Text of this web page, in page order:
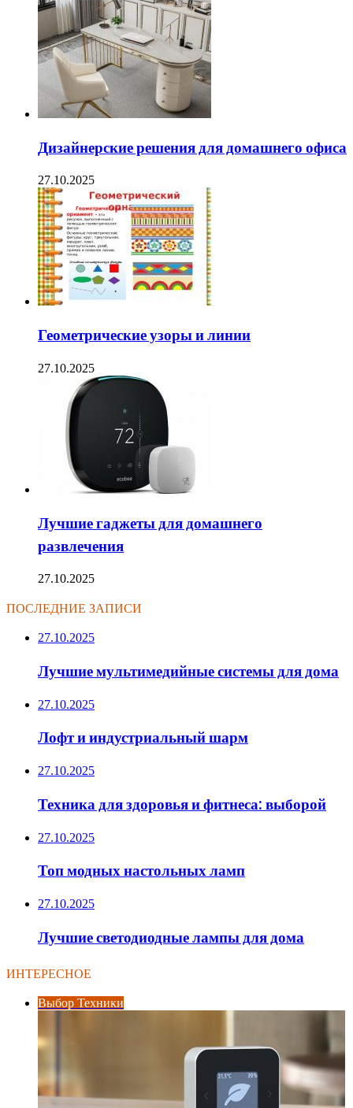
Дизайнерские решения для домашнего офиса
27.10.2025
Геометрические узоры и линии
27.10.2025
Лучшие гаджеты для домашнего
развлечения
27.10.2025
ПОСЛЕДНИЕ ЗАПИСИ
27.10.2025
Лучшие мультимедийные системы для дома
27.10.2025
Лофт и индустриальный шарм
27.10.2025
Техника для здоровья и фитнеса: выборой
27.10.2025
Топ модных настольных ламп
27.10.2025
Лучшие светодиодные лампы для дома
ИНТЕРЕСНОЕ
Выбор Техники